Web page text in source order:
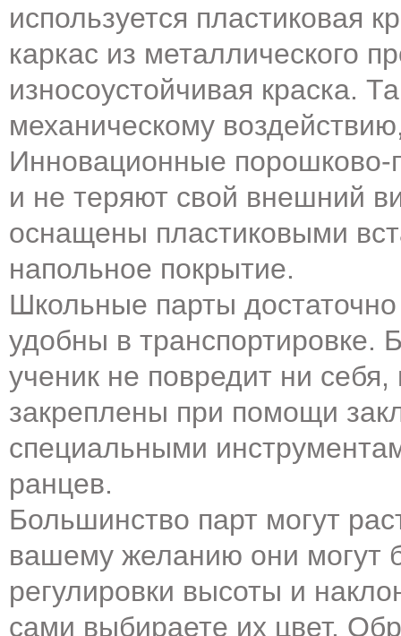
используется
каркас из металлического
износоустойчивая краска.
механическому
Инновационные порошково-
и не теряют свой внешний
оснащены пластиковыми
напольное покрытие.
Школьные парты
удобны в транспортировке.
ученик не повредит ни
закреплены при помощи
специальными
ранцев.
Большинство парт могут
вашему желанию они могут
регулировки высоты и
сами выбираете их цвет.